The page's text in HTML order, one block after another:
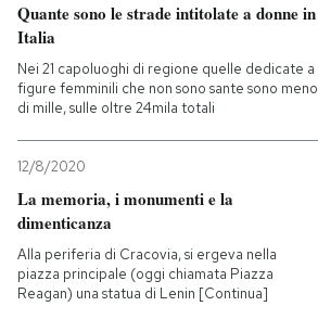
I MIEI PREFERITI
SHOP
CALENDARIO
AREA PERSONALE
Entra
Quante sono le strade intitolate a donne in
Italia
Nei 21 capoluoghi di regione quelle dedicate a
figure femminili che non sono sante sono meno
di mille, sulle oltre 24mila totali
12/8/2020
La memoria, i monumenti e la
dimenticanza
Alla periferia di Cracovia, si ergeva nella
piazza principale (oggi chiamata Piazza
Reagan) una statua di Lenin [Continua]